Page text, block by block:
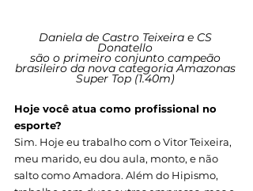
Daniela de Castro Teixeira e CS
Donatello
são o primeiro conjunto campeão
brasileiro da nova categoria Amazonas
Super Top (1.40m)
Hoje você atua como profissional no
esporte?
Sim. Hoje eu trabalho com o Vitor Teixeira,
meu marido, eu dou aula, monto, e não
salto como Amadora. Além do Hipismo,